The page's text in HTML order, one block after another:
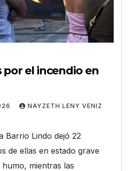
por el incendio en
NAYZETH LENY VENIZ
Barrio Lindo dejó 22
de ellas en estado grave
mientras las